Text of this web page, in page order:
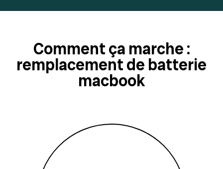
Comment ça marche :
remplacement de batterie
macbook